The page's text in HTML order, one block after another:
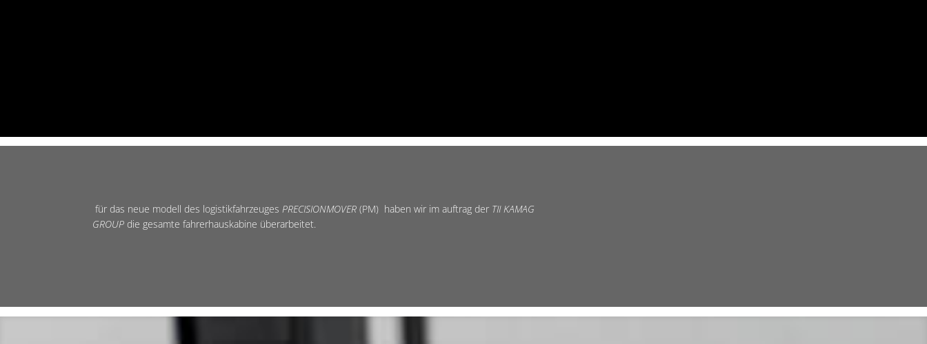
für das neue modell des logistikfahrzeugesPRECISIONMOVER (PM) haben wir im auftrag der TII KAMAG
GROUP die gesamte fahrerhauskabine überarbeitet.